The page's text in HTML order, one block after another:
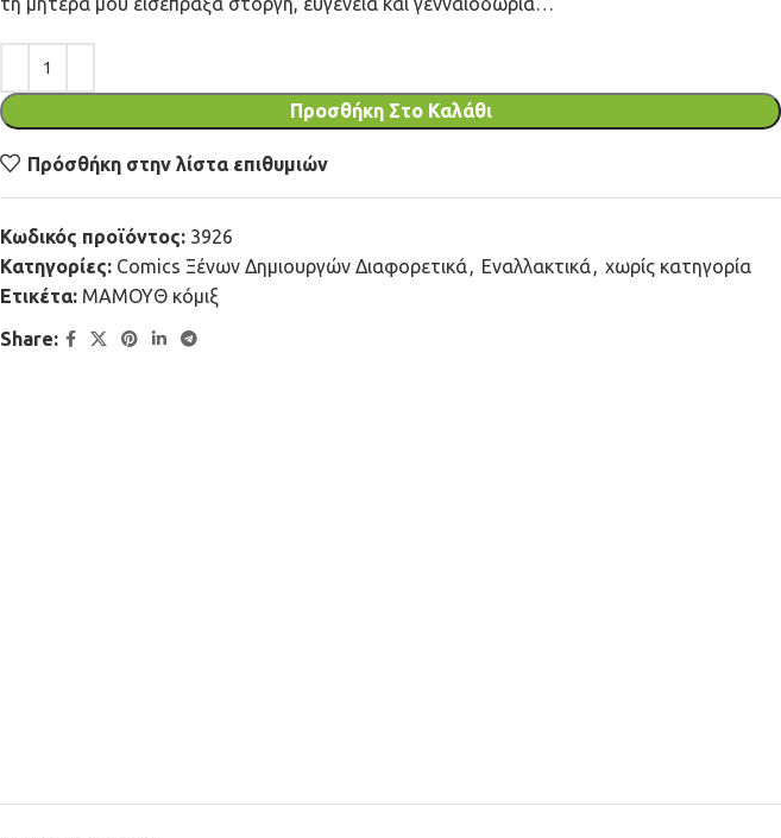
Προσθήκη Στο Καλάθι
Πρόσθήκη στην λίστα επιθυμιών
Κωδικός προϊόντος: 3926
Κατηγορίες: Comics Ξένων Δημιουργών Διαφορετικά, Εναλλακτικά, χωρίς κατηγορία
Ετικέτα: ΜΑΜΟΥΘ κόμιξ
Share: